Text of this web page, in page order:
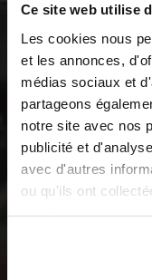
Ce site web utilise
Les cookies nous
et les annonces,
médias sociaux et
partageons
notre site avec nos
publicité et
avec d'autres
ou qu'ils ont
Wo? 28,